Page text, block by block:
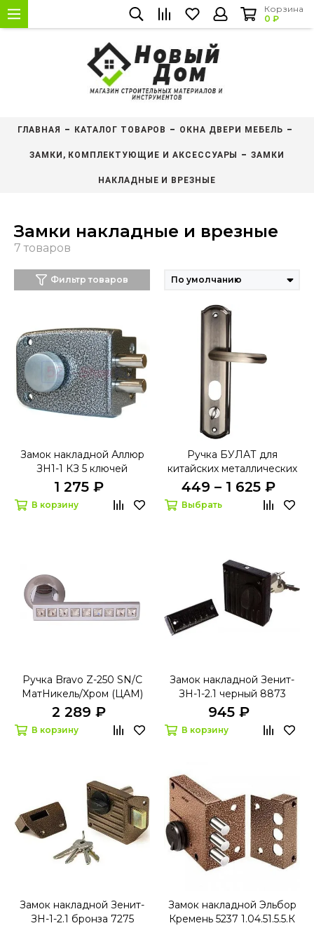
Корзина
0 ₽
ГЛАВНАЯ КАТАЛОГ ТОВАРОВ ОКНА ДВЕРИ МЕБЕЛЬ
ЗАМКИ, КОМПЛЕКТУЮЩИЕ И АКСЕССУАРЫ ЗАМКИ
НАКЛАДНЫЕ И ВРЕЗНЫЕ
Замки накладные и врезные
Фильтр товаров
Замок накладной Аллюр
ЗН1-1 КЗ 5 ключей
1 275 ₽
В корзину
Ручка БУЛАТ для
китайских металлических
дверей РФ
449 – 1 625 ₽
Выбрать
Ручка Bravo Z-250 SN/C
МатНикель/Хром (ЦАМ)
2 289 ₽
В корзину
Замок накладной Зенит-
ЗН-1-2.1 черный 8873
945 ₽
В корзину
Замок накладной Зенит-
ЗН-1-2.1 бронза 7275
Замок накладной Эльбор
Кремень 5237 1.04.51.5.5.К